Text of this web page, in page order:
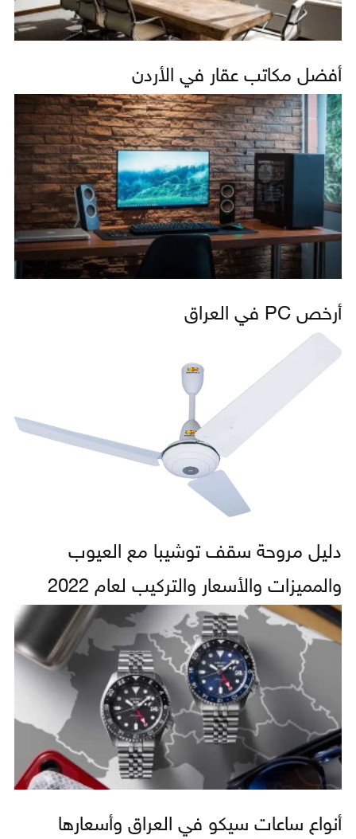
أفضل مكاتب عقار في الأردن
أرخص PC في العراق
دليل مروحة سقف توشيبا مع العيوب
والمميزات والأسعار والتركيب لعام 2022
أنواع ساعات سيكو في العراق وأسعارها